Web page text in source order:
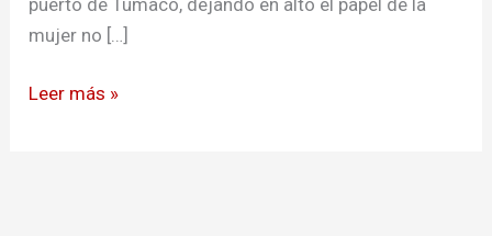
mujer no […]
Leer más »